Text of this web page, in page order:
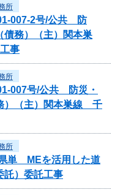
所
007-2号/公共 防
債務）（主）関本巣
事
所
007号/公共 防災・
）（主）関本巣線 千
所
県単 MEを活用した道
託）委託工事